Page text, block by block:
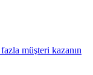
müşteri kazanın